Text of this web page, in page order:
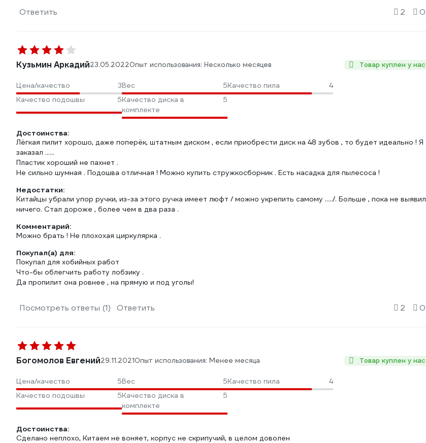
Ответить 2 0
Кузьмин Аркадий23.05.2022Опыт использования: Несколько месяцев Товар куплен у нас
Цена/качество 3Вес 5Качество пила
4
Качество подошвы
5Качество диска в
комплекте
5
Достоинства:
Лёгкая пилит хорошо, даже поперёк, штатным диском , если приобрести диск на 48 зубов , то будет идеально ! Я
заказал ......
Пластик хороший не пахнет .
Не сильно шумная . Подошва отличная ! Можно купить стружкосборник . Есть насадка для пылесоса !
Недостатки:
Китайцы убрали упор ручки, из-за этого ручка имеет люфт / можно укрепить самому ...../. Больше , пока не выявил
ничего. Стал дороже , более чем в два раза .
Комментарий:
Можно брать ! Не плохохая циркулярка .
Покупал(а) для:
Покупал для хобийных работ
Что-бы облегчить работу лобзику .
Да пропилит она ровнее , на прямую и под уголы!
Посмотреть ответы (1) Ответить 2 0
Богомолов Евгений29.11.2021Опыт использования: Менее месяца Товар куплен у нас
Цена/качество 5Вес 5Качество пила
4
Качество подошвы
5Качество диска в
комплекте
5
Достоинства:
Сделано неплохо, Китаем не воняет, корпус не скрипучий, в целом доволен